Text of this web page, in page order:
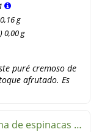
g
0,00 g
puré cremoso de
afrutado. Es
de espinacas y